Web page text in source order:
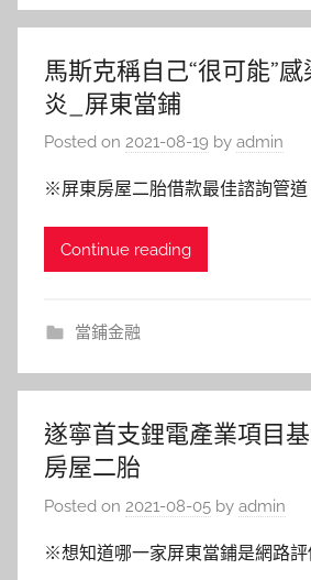
馬斯克稱自己“很可能”
炎_屏東當鋪
Posted on 2021-08-19 by admin
※屏東房屋二胎借款最佳諮詢管
Continue reading
當鋪金融
遂寧首支鋰電產業項目
房屋二胎
Posted on 2021-08-05 by admin
※想知道哪一家屏東當鋪是網路